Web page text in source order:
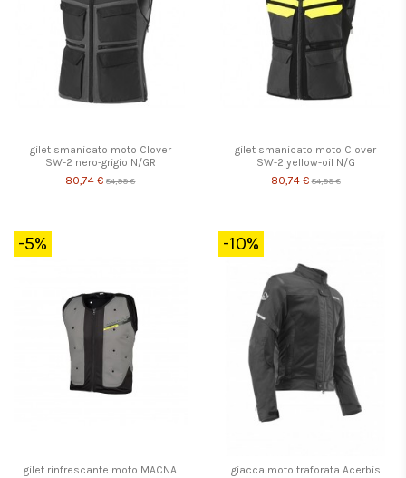
gilet smanicato moto Clover
SW-2 nero-grigio N/GR
80,74 € 84,99 €
gilet smanicato moto Clover
SW-2 yellow-oil N/G
80,74 € 84,99 €
-5%
gilet rinfrescante moto MACNA
-10%
giacca moto traforata Acerbis